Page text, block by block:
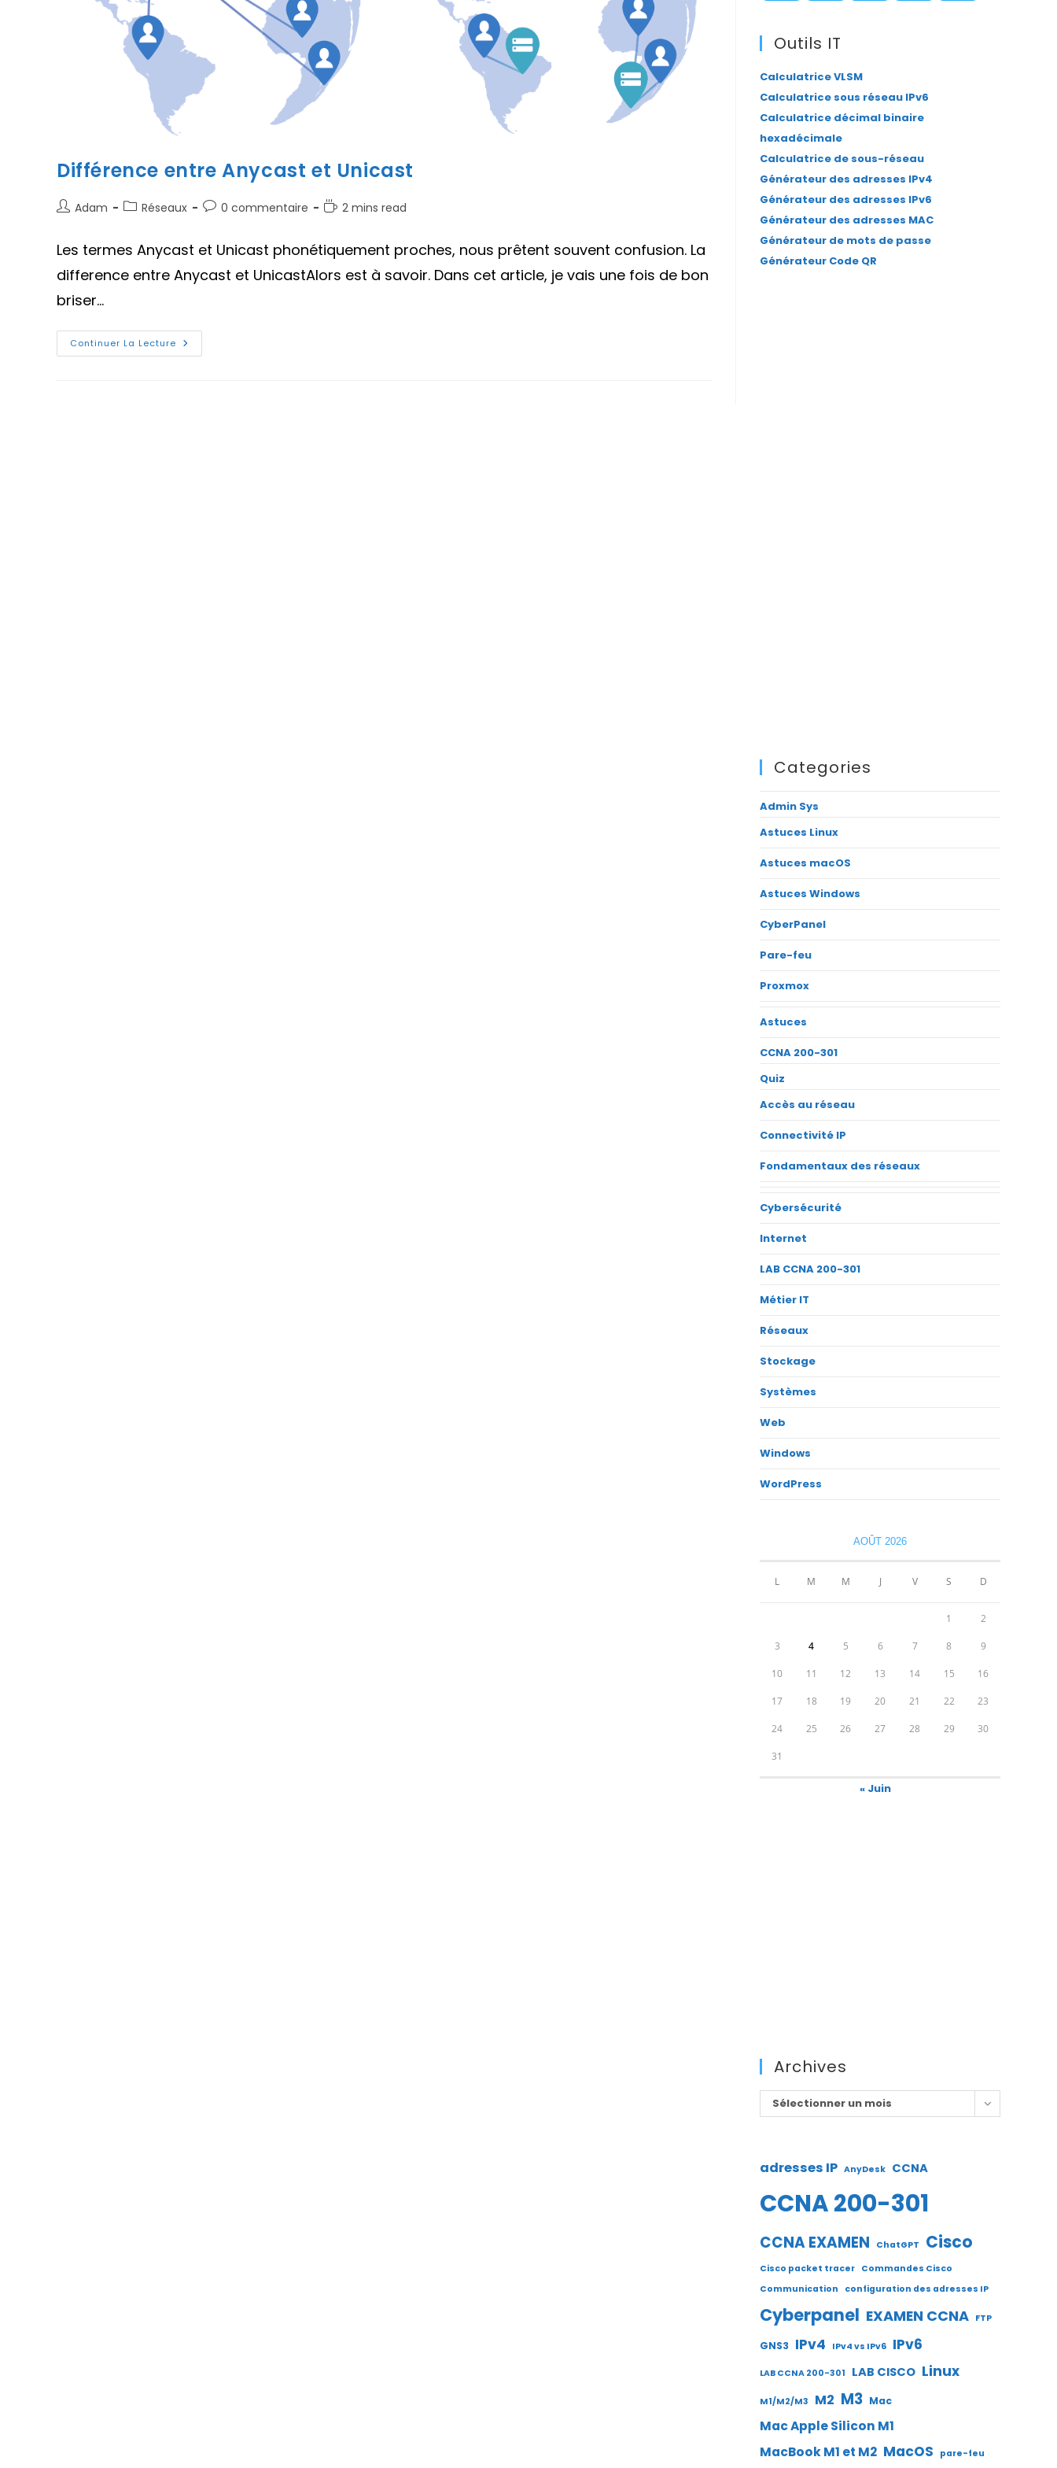
Différence entre Anycast et Unicast
Auteur/autrice
publication :
Adam
PostRéseaux
Commentaires
publication :
0 commentaire
Temps2 mins read
Les termes Anycast et Unicast phonétiquement proches, nous prêtent souvent confusion. La
difference entre Anycast et UnicastAlors est à savoir. Dans cet article, je vais une fois de bon
briser…
Continuer La Lecture Différence
Entre
dans
un
nouvel
onglet
dans
nouvel
onglet
nouvel
onglet onglet
Outils IT
Calculatrice VLSM
Calculatrice sous réseau IPv6
Calculatrice décimal binaire
hexadécimale
Calculatrice de sous-réseau
Générateur des adresses IPv4
Générateur des adresses IPv6
Générateur des adresses MAC
Générateur de mots de passe
Générateur Code QR
Categories
Admin Sys
Astuces Linux
Astuces macOS
Astuces Windows
CyberPanel
Pare-feu
Proxmox
Astuces
CCNA 200-301
Quiz
Accès au réseau
Connectivité IP
Fondamentaux des réseaux
Cybersécurité
Internet
LAB CCNA 200-301
Métier IT
Réseaux
Stockage
Systèmes
Web
Windows
WordPress
AOÛT 2026
L M M J V S D
1 2
3 4 5 6 7 8 9
10 11 12 13 14 15 16
17 18 19 20 21 22 23
24 25 26 27 28 29 30
31
« Juin
Archives
Archives
Sélectionner un mois
adresses IP AnyDesk CCNA
CCNA 200-301
CCNA EXAMEN ChatGPT Cisco
Cisco packet tracer Commandes Cisco
Communication
configuration des adresses IP
Cyberpanel EXAMEN CCNA FTP
GNS3 IPv4 IPv4 vs IPv6 IPv6
LAB CCNA 200-301 LAB CISCO Linux
M1/M2/M3 M2 M3 Mac
Mac Apple Silicon M1
MacBook M1 et M2 MacOS pare-feu